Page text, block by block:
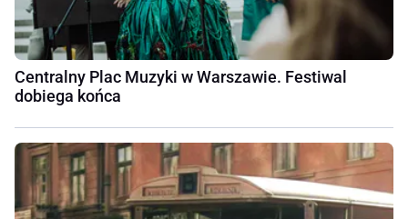
Centralny Plac Muzyki w Warszawie. Festiwal
dobiega końca